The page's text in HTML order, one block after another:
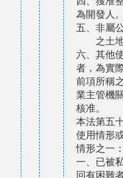
為開發人。
五、非屬
之土
六、其他
者，為實
前項所稱
業主管機
核准。
本法第五
使用情形
情形之一：
一、已被
回有困難者